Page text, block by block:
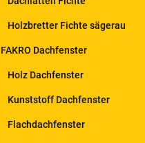
Holzbretter Fichte sägerau
FAKRO Dachfenster
Holz Dachfenster
Kunststoff Dachfenster
Flachdachfenster